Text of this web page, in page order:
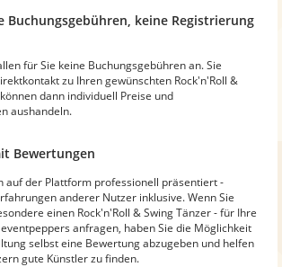
Buchungsgebühren, keine Registrierung
für Sie keine Buchungsgebühren an. Sie
zu Ihren gewünschten Rock'n'Roll &
dann individuell Preise und
aushandeln.
Bewertungen
auf der Plattform professionell präsentiert -
anderer Nutzer inklusive. Wenn Sie
einen Rock'n'Roll & Swing Tänzer - für Ihre
anfragen, haben Sie die Möglichkeit
selbst eine Bewertung abzugeben und helfen
gute Künstler zu finden.